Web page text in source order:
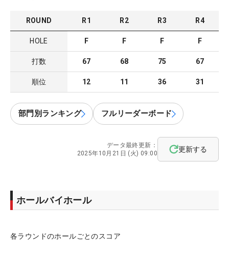
ROUND R1 R2 R3 R4
HOLE F F F F
打数 67 68 75 67
順位 12 11 36 31
部門別ランキング フルリーダーボード
データ最終更新：
2025年10月21日 (火) 09:00
更新する
ホールバイホール
各ラウンドのホールごとのスコア